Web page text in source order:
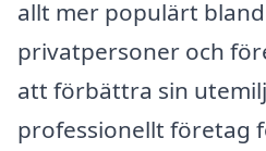
allt mer populärt
privatpersoner och
att förbättra sin
professionellt företag